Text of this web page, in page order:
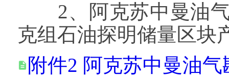
2、阿克苏中曼油气
克组石油探明储量区块
附件2 阿克苏中曼油